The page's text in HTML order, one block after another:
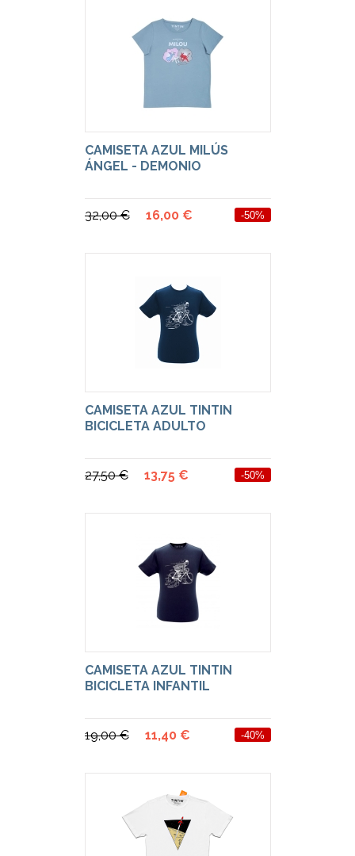
CAMISETA AZUL MILÚS
ÁNGEL - DEMONIO
32,00 € 16,00 € -50%
CAMISETA AZUL TINTIN
BICICLETA ADULTO
27,50 € 13,75 € -50%
CAMISETA AZUL TINTIN
BICICLETA INFANTIL
19,00 € 11,40 € -40%